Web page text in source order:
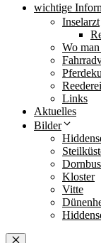
wichtige
Inselarzt
Wo
Links
Aktuelles
Bilder
Kloster
Vitte